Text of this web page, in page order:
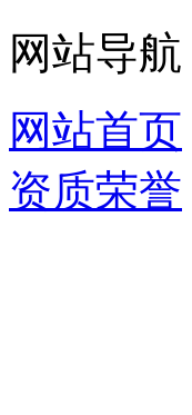
网站导航
网站首页
资质荣誉